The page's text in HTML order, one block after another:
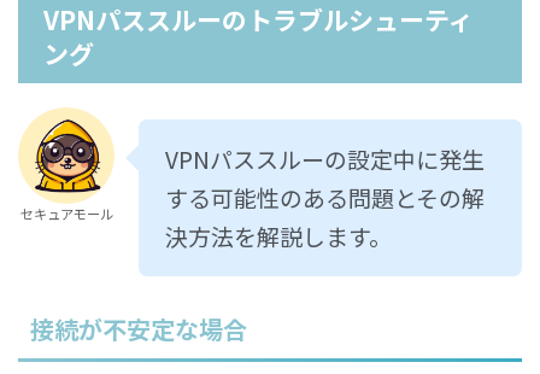
VPNパススルーのトラブルシューティ
ング
セキュアモール
VPNパススルーの設定中に発生
する可能性のある問題とその解
決方法を解説します。
接続が不安定な場合